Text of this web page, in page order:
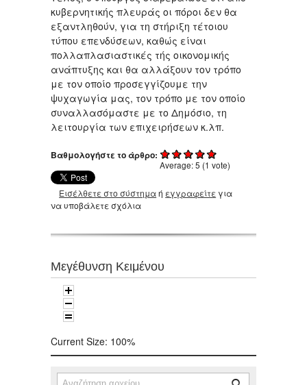
κυβερνητικής πλευράς οι πόροι δεν θα
εξαντληθούν, για τη στήριξη τέτοιου
τύπου επενδύσεων, καθώς είναι
πολλαπλασιαστικές τής οικονομικής
ανάπτυξης και θα αλλάξουν τον τρόπο
με τον οποίο προσεγγίζουμε την
ψυχαγωγία μας, τον τρόπο με τον οποίο
συναλλασόμαστε με το Δημόσιο, τη
λειτουργία των επιχειρήσεων κ.λπ.
Βαθμολογήστε το άρθρο:
Average:5 (1 vote)
Εισέλθετε στο σύστημαή εγγραφείτε για
να υποβάλετε σχόλια
Μεγέθυνση Κειμένου
Current Size: 100%
Φόρμα αναζήτησης
Αναζήτηση